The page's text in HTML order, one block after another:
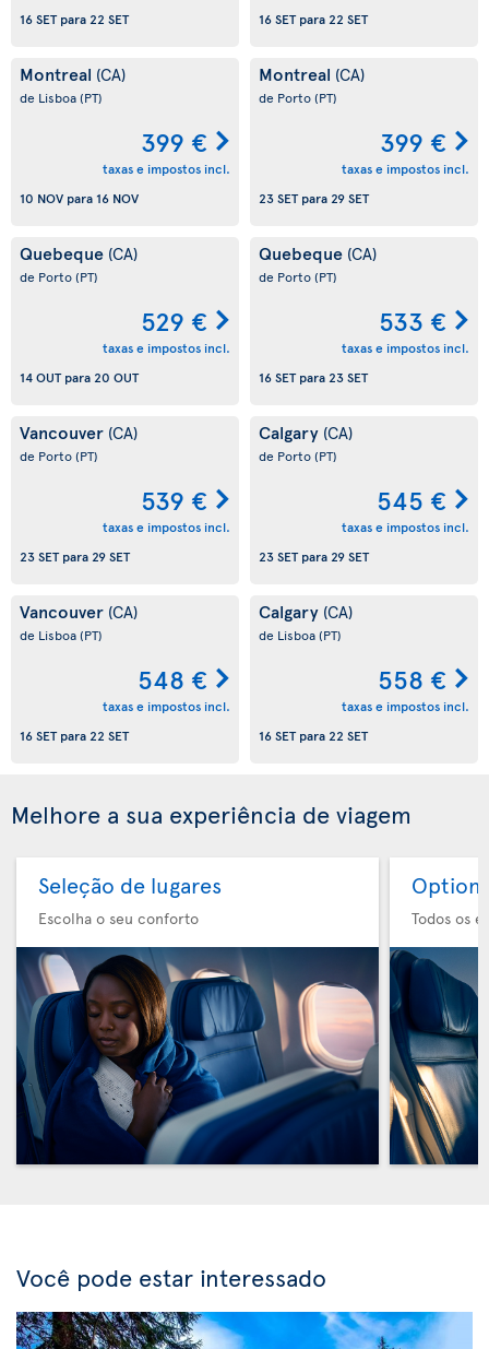
16 SETpara22 SET
16 SETpara22 SET
Montreal (CA)
de Lisboa(PT)
399 €
taxas e impostos incl.
10 NOV para 16 NOV
Montreal (CA)
de Porto(PT)
399 €
taxas e impostos incl.
23 SETpara29 SET
Quebeque (CA)
de Porto(PT)
529 €
taxas e impostos incl.
14 OUTpara20 OUT
Quebeque (CA)
de Porto(PT)
533 €
taxas e impostos incl.
16 SETpara23 SET
Vancouver (CA)
de Porto(PT)
539 €
taxas e impostos incl.
23 SETpara29 SET
Calgary (CA)
de Porto(PT)
545 €
taxas e impostos incl.
23 SETpara29 SET
Vancouver (CA)
de Lisboa(PT)
548 €
taxas e impostos incl.
16 SETpara22 SET
Calgary (CA)
de Lisboa(PT)
558 €
taxas e impostos incl.
16 SETpara22 SET
Melhore a sua experiência de viagem
Seleção de lugares
Escolha o seu conforto
Option
Todos os
Você pode estar interessado